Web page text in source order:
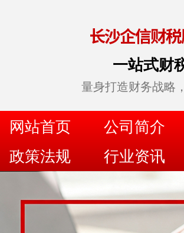
一站式财
量身打造财务战略
网站首页 公司简介
政策法规
行业资讯